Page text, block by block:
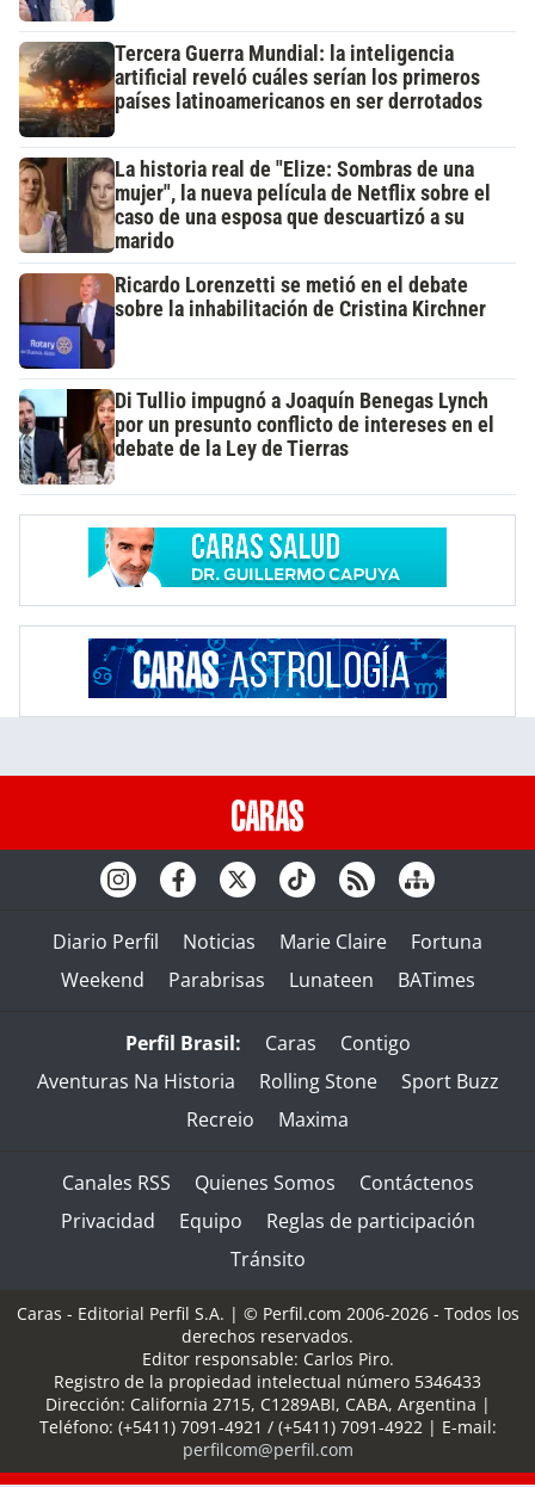
Tercera Guerra Mundial: la inteligencia
artificial reveló cuáles serían los primeros
países latinoamericanos en ser derrotados
La historia real de "Elize: Sombras de una
mujer", la nueva película de Netflix sobre el
caso de una esposa que descuartizó a su
marido
Ricardo Lorenzetti se metió en el debate
sobre la inhabilitación de Cristina Kirchner
Di Tullio impugnó a Joaquín Benegas Lynch
por un presunto conflicto de intereses en el
debate de la Ley de Tierras
Diario Perfil Noticias Marie Claire
Fortuna
Weekend
Parabrisas Lunateen BATimes
Perfil Brasil: Caras
Contigo
Aventuras Na Historia
Rolling Stone
Sport Buzz
Recreio
Maxima
Canales RSS Quienes Somos
Contáctenos
Privacidad
Equipo
Reglas de participación
Tránsito
Caras - Editorial Perfil S.A. | © Perfil.com 2006-2026 - Todos los
derechos reservados.
Editor responsable: Carlos Piro.
Registro de la propiedad intelectual número 5346433
Dirección: California 2715, C1289ABI, CABA, Argentina |
Teléfono: (+5411) 7091-4921 / (+5411) 7091-4922| E-mail:
perfilcom@perfil.com